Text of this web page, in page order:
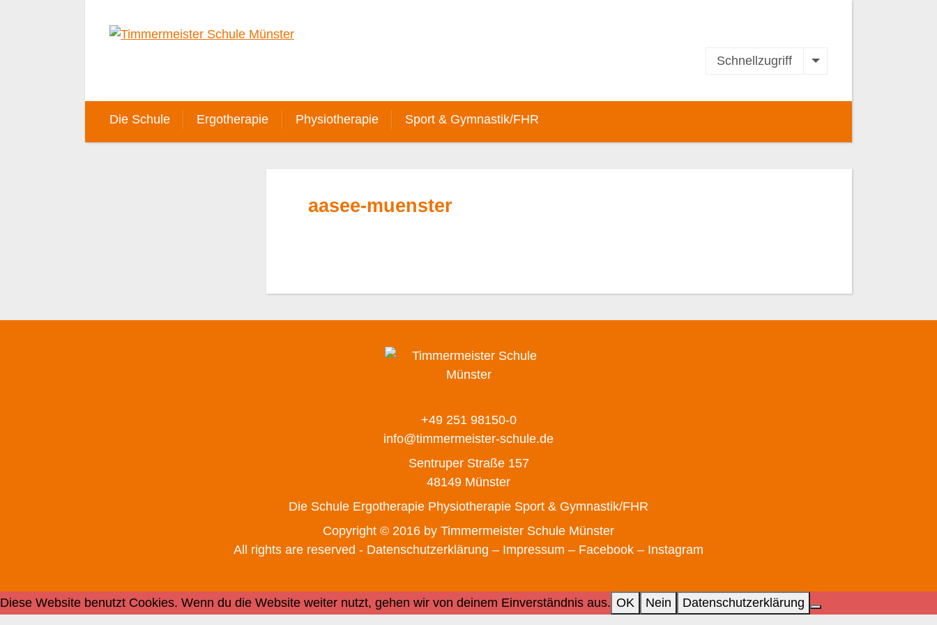
Schnellzugriff
Die Schule Ergotherapie Physiotherapie Sport & Gymnastik/FHR
aasee-muenster
+49 251 98150-0
info@timmermeister-schule.de
Sentruper Straße 157
48149 Münster
Die Schule Ergotherapie Physiotherapie Sport & Gymnastik/FHR
Copyright © 2016 by Timmermeister Schule Münster
All rights are reserved - Datenschutzerklärung – Impressum – Facebook – Instagram
Diese Website benutzt Cookies. Wenn du die Website weiter nutzt, gehen wir von deinem Einverständnis aus. OK Nein Datenschutzerklärung